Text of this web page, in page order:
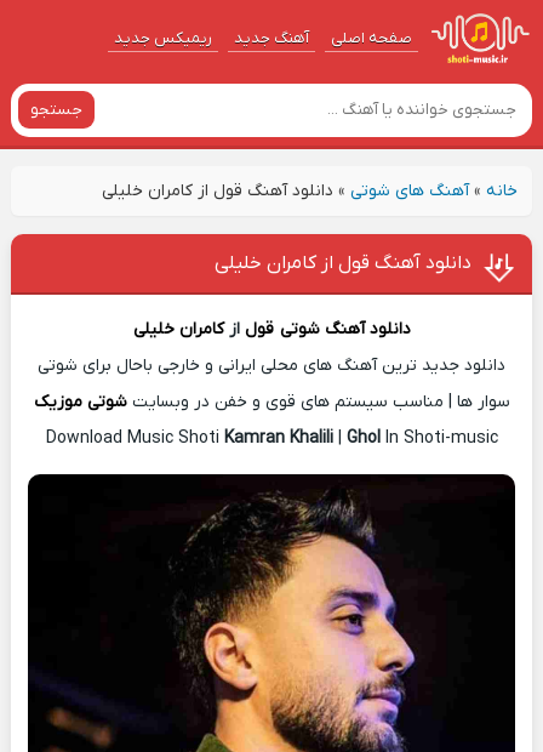
صفحه اصلی آهنگ‌ جدید ریمیکس جدید
جستجو
خانه»آهنگ های شوتی» دانلود آهنگ قول از کامران خلیلی
دانلود آهنگ قول از کامران خلیلی
دانلود آهنگ شوتی قول ازکامران خلیلی
دانلود جدید ترین آهنگ های محلی ایرانی و خارجی باحال برای شوتی
سوار ها | مناسب سیستم های قوی و خفن در وبسایتشوتی موزیک
Download Music Shoti Kamran Khalili| GholIn Shoti-music